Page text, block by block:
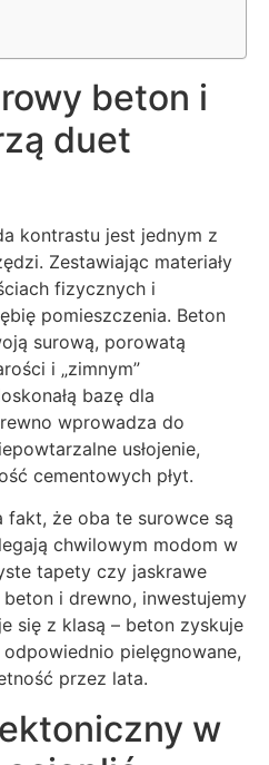
beton i
duet
kontrastu jest jednym z
Zestawiając materiały
fizycznych i
pomieszczenia. Beton
surową, porowatą
i „zimnym”
bazę dla
wprowadza do
usłojenie,
cementowych płyt.
że oba te surowce są
chwilowym modom w
tapety czy jaskrawe
i drewno, inwestujemy
się z klasą – beton zyskuje
pielęgnowane,
przez lata.
w